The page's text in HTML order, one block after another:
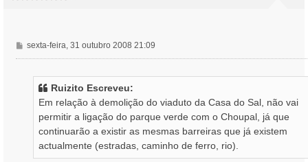
M
e
sexta-feira, 31 outubro 2008 21:09
Ruizito Escreveu:
Em relação à demolição do viaduto da Casa do Sal, não vai
permitir a ligação do parque verde com o Choupal, já que
continuarão a existir as mesmas barreiras que já existem
actualmente (estradas, caminho de ferro, rio).